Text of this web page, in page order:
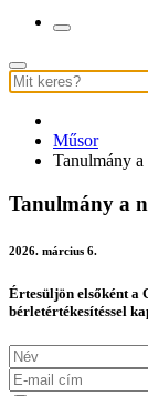
Műsor
Tanulmány
Tanulmány a
2026. március 6.
Értesüljön elsőként a
bérletértékesítéssel